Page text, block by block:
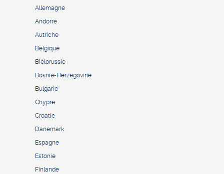
Allemagne
Andorre
Autriche
Belgique
Biélorussie
Bosnie-Herzégovine
Bulgarie
Chypre
Croatie
Danemark
Espagne
Estonie
Finlande